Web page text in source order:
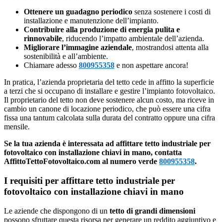
Ottenere un guadagno periodico senza sostenere i costi di
installazione e manutenzione dell’impianto.
Contribuire alla produzione di energia pulita e
rinnovabile, riducendo l’impatto ambientale dell’azienda.
Migliorare l’immagine aziendale, mostrandosi attenta alla
sostenibilità e all’ambiente.
Chiamare adesso 800955358 e non aspettare ancora!
In pratica, l’azienda proprietaria del tetto cede in affitto la superficie
a terzi che si occupano di installare e gestire l’impianto fotovoltaico.
Il proprietario del tetto non deve sostenere alcun costo, ma riceve in
cambio un canone di locazione periodico, che può essere una cifra
fissa una tantum calcolata sulla durata del contratto oppure una cifra
mensile.
Se la tua azienda è interessata ad affittare tetto industriale per
fotovoltaico con installazione chiavi in mano, contatta
AffittoTettoFotovoltaico.com al numero verde 800955358.
I requisiti per affittare tetto industriale per
fotovoltaico con installazione chiavi in mano
Le aziende che dispongono di un tetto di grandi dimensioni
possono sfruttare questa risorsa per generare un reddito aggiuntivo e